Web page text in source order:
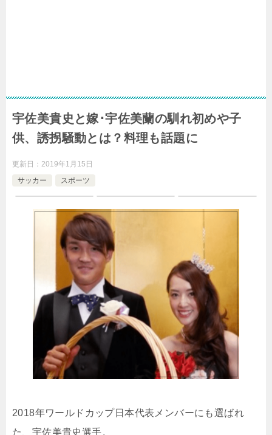
宇佐美貴史と嫁･宇佐美蘭の馴れ初めや子
供、誘拐騒動とは？料理も話題に
更新日： 2019年1月15日
サッカー
スポーツ
2018年ワールドカップ日本代表メンバーにも選ばれ
た、宇佐美貴史選手。